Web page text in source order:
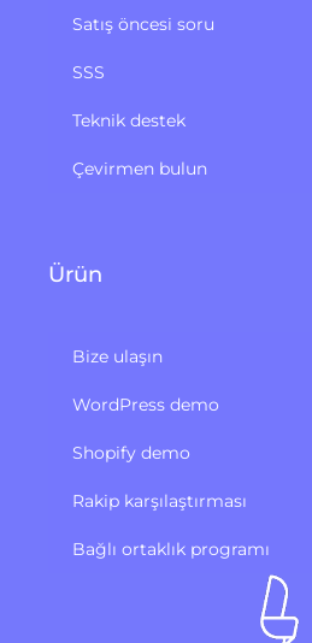
Satış öncesi soru
SSS
Teknik destek
Çevirmen bulun
Ürün
Bize ulaşın
WordPress demo
Shopify demo
Rakip karşılaştırması
Bağlı ortaklık programı